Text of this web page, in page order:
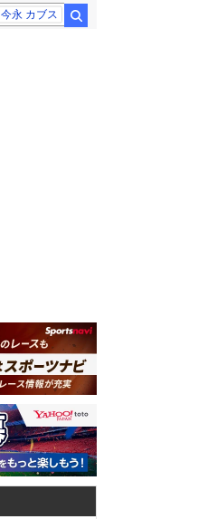
今永 カブス